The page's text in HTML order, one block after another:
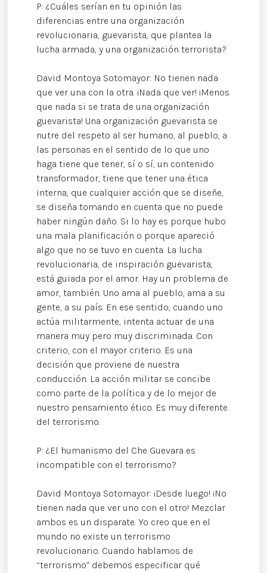
P: ¿Cuáles serían en tu opinión las
diferencias entre una organización
revolucionaria, guevarista, que plantea la
lucha armada, y una organización terrorista?
David Montoya Sotomayor: No tienen nada
que ver una con la otra. ¡Nada que ver! ¡Menos
que nada si se trata de una organización
guevarista! Una organización guevarista se
nutre del respeto al ser humano, al pueblo, a
las personas en el sentido de lo que uno
haga tiene que tener, sí o sí, un contenido
transformador, tiene que tener una ética
interna, que cualquier acción que se diseñe,
se diseña tomando en cuenta que no puede
haber ningún daño. Si lo hay es porque hubo
una mala planificación o porque apareció
algo que no se tuvo en cuenta. La lucha
revolucionaria, de inspiración guevarista,
está guiada por el amor. Hay un problema de
amor, también. Uno ama al pueblo, ama a su
gente, a su país. En ese sentido, cuando uno
actúa militarmente, intenta actuar de una
manera muy pero muy discriminada. Con
criterio, con el mayor criterio. Es una
decisión que proviene de nuestra
conducción. La acción militar se concibe
como parte de la política y de lo mejor de
nuestro pensamiento ético. Es muy diferente
del terrorismo.
P: ¿El humanismo del Che Guevara es
incompatible con el terrorismo?
David Montoya Sotomayor: ¡Desde luego! ¡No
tienen nada que ver uno con el otro! Mezclar
ambos es un disparate. Yo creo que en el
mundo no existe un terrorismo
revolucionario. Cuando hablamos de
“terrorismo” debemos especificar qué